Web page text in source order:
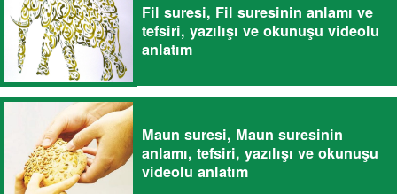
Fil suresi, Fil suresinin anlamı ve
tefsiri, yazılışı ve okunuşu videolu
anlatım
Maun suresi, Maun suresinin
anlamı, tefsiri, yazılışı ve okunuşu
videolu anlatım